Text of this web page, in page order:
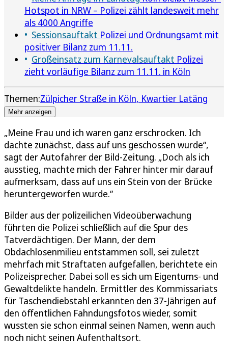
Hotspot in NRW – Polizei zählt landesweit mehr
als 4000 Angriffe
Sessionsauftakt Polizei und Ordnungsamt mit
positiver Bilanz zum 11.11.
Großeinsatz zum Karnevalsauftakt Polizei
zieht vorläufige Bilanz zum 11.11. in Köln
Themen:Zülpicher Straße in Köln Kwartier Latäng
Mehr anzeigen
„Meine Frau und ich waren ganz erschrocken. Ich
dachte zunächst, dass auf uns geschossen wurde“,
sagt der Autofahrer der Bild-Zeitung. „Doch als ich
ausstieg, machte mich der Fahrer hinter mir darauf
aufmerksam, dass auf uns ein Stein von der Brücke
heruntergeworfen wurde.“
Bilder aus der polizeilichen Videoüberwachung
führten die Polizei schließlich auf die Spur des
Tatverdächtigen. Der Mann, der dem
Obdachlosenmilieu entstammen soll, sei zuletzt
mehrfach mit Straftaten aufgefallen, berichtete ein
Polizeisprecher. Dabei soll es sich um Eigentums- und
Gewaltdelikte handeln. Ermittler des Kommissariats
für Taschendiebstahl erkannten den 37-Jährigen auf
den öffentlichen Fahndungsfotos wieder, somit
wussten sie schon einmal seinen Namen, wenn auch
noch nicht seinen Aufenthaltsort.